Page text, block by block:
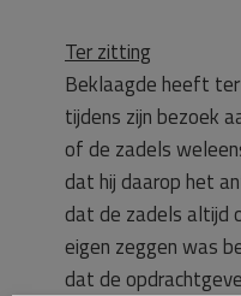
Ter zitting
Beklaagde heeft
tijdens zijn bezoek
of de zadels
dat hij daarop het
dat de zadels altijd
eigen zeggen was
dat de